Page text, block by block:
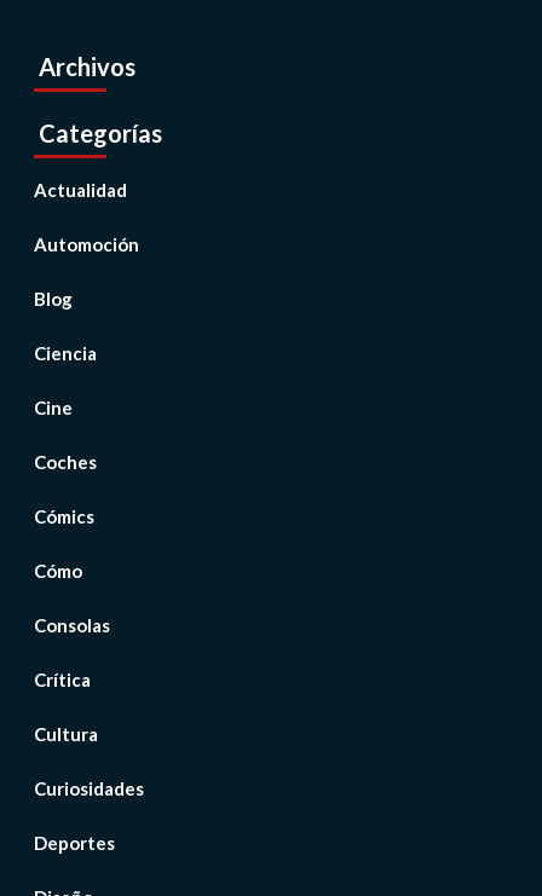
Archivos
Categorías
Actualidad
Automoción
Blog
Ciencia
Cine
Coches
Cómics
Cómo
Consolas
Crítica
Cultura
Curiosidades
Deportes